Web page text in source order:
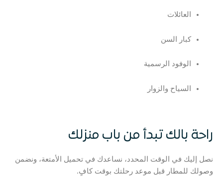
العائلات
كبار السن
الوفود الرسمية
السياح والزوار
راحة بالك تبدأ من باب منزلك
نصل إليك في الوقت المحدد، نساعدك في تحميل الأمتعة، ونضمن
وصولك للمطار قبل موعد رحلتك بوقت كافٍ.